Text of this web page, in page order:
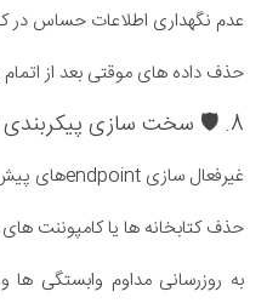
عدم نگهداری اطلاعات حساس در
حذف داده های موقتی بعد از
8. 🛡️ سخت سازی پیکربندی (Security Hardening)
غیرفعال سازی endpointهای پیش فرض یا تست
حذف کتابخانه ها یا کامپوننت های
به روزرسانی مداوم وابستگی ها